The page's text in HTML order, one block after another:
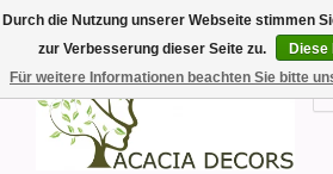
Durch die Nutzung unserer Webseite stimmen
zur Verbesserung dieser Seite zu.
Für weitere Informationen beachten Sie bitte